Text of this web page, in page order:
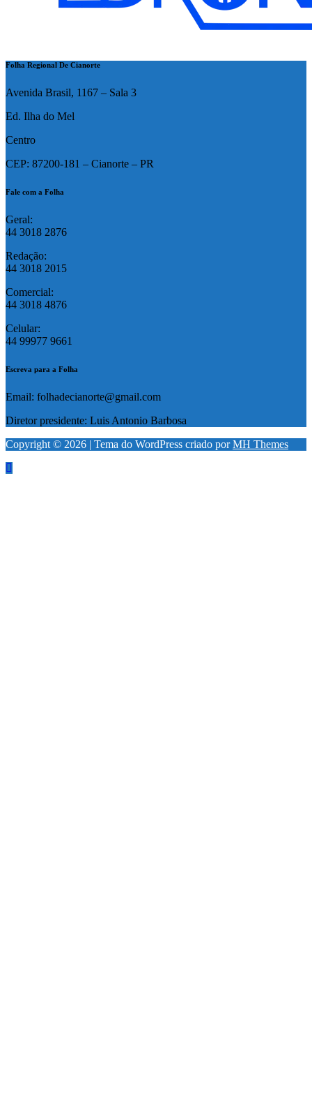
Folha Regional De Cianorte
Avenida Brasil, 1167 – Sala 3
Ed. Ilha do Mel
Centro
CEP: 87200-181 – Cianorte – PR
Fale com a Folha
Geral:
44 3018 2876
Redação:
44 3018 2015
Comercial:
44 3018 4876
Celular:
44 99977 9661
Escreva para a Folha
Email: folhadecianorte@gmail.com
Diretor presidente: Luis Antonio Barbosa
Copyright © 2026 | Tema do WordPress criado porMH Themes